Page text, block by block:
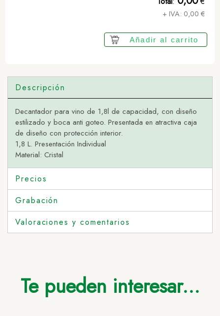
+ IVA: 0,00 €
Añadir al carrito
Descripción
Decantador para vino de 1,8l de capacidad, con diseño
estilizado y boca anti goteo. Presentada en atractiva caja
de diseño con protección interior.
1,8 L. Presentación Individual
Material: Cristal
Precios
Grabación
Valoraciones y comentarios
Te pueden interesar...